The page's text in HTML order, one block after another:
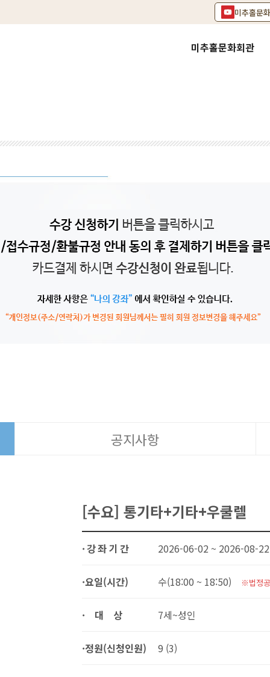
미추홀문
미추홀문화회관
공지사항
[수요] 통기타+기타+우쿨렐
·강좌기간 2026-06-02 ~ 2026-08-22
·요일(시간) 수(18:00 ~ 18:50) ※법정
·대상 7세~성인
·정원(신청인원) 9 (3)